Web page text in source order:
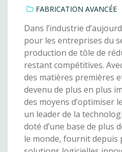
FABRICATION AVANCÉE
Dans l’industrie
pour les entreprises du
production de tôle de
restant compétitives.
des matières premières
devenu de plus en plus
des moyens d’optimiser
un leader de la
doté d’une base de plus
le monde, fournit depuis